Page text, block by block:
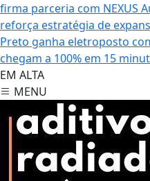
firma parceria com NEXUS
reforça estratégia de
Preto ganha eletroposto
chegam a 100% em 15
EM ALTA
MENU